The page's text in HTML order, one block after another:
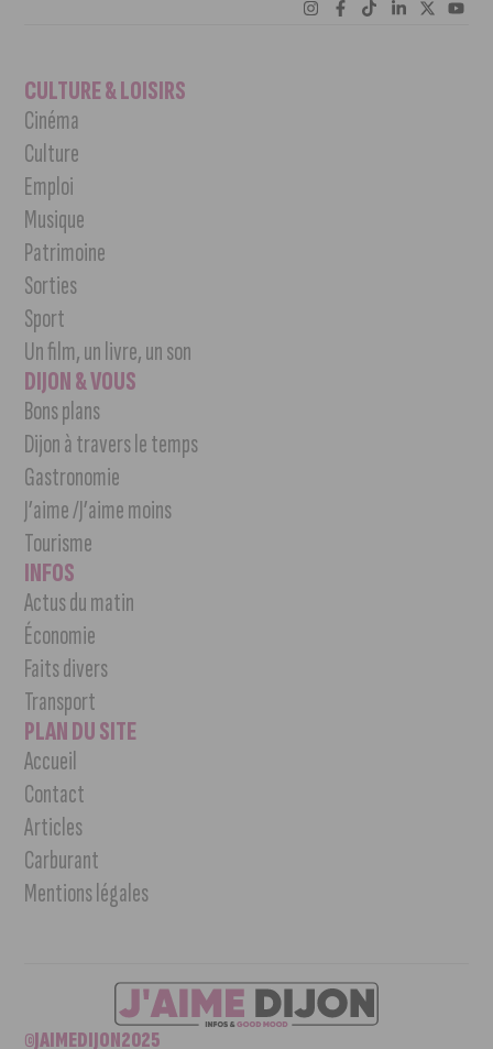
CULTURE & LOISIRS
Cinéma
Culture
Emploi
Musique
Patrimoine
Sorties
Sport
Un film, un livre, un son
DIJON & VOUS
Bons plans
Dijon à travers le temps
Gastronomie
J’aime /J’aime moins
Tourisme
INFOS
Actus du matin
Économie
Faits divers
Transport
PLAN DU SITE
Accueil
Contact
Articles
Carburant
Mentions légales
©JAIMEDIJON2025